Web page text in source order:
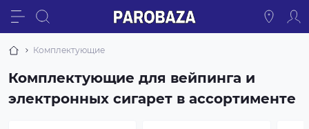
Комплектующие
Комплектующие для вейпинга и
электронных сигарет в ассортименте